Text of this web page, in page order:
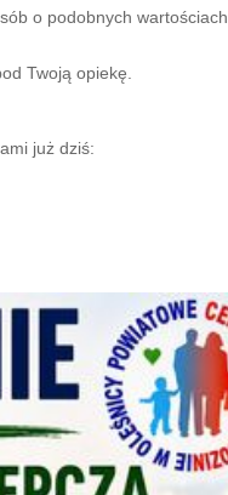
o podobnych wartościach.
Twoją opiekę.
już dziś: